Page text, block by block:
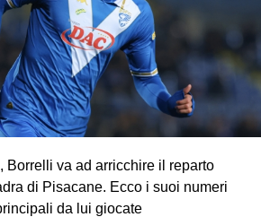
Borrelli va ad arricchire il reparto
di Pisacane. Ecco i suoi numeri
da lui giocate